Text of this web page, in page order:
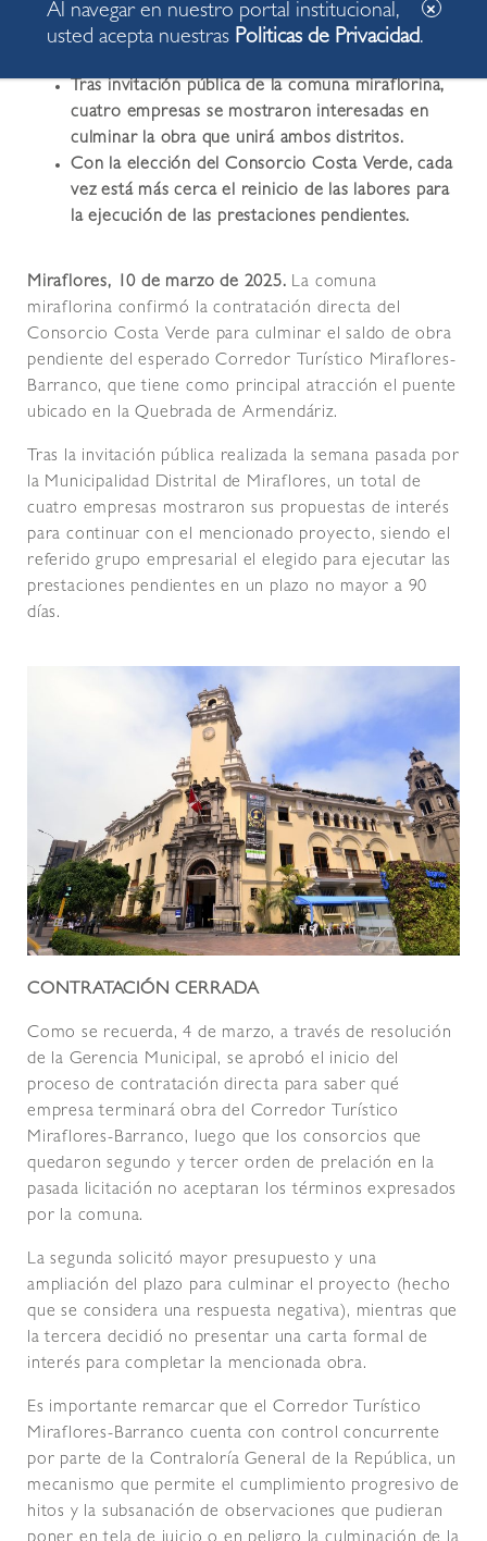
10.03.2025
Tras invitación pública de la comuna miraflorina,
cuatro empresas se mostraron interesadas en
culminar la obra que unirá ambos distritos.
Con la elección del Consorcio Costa Verde, cada
vez está más cerca el reinicio de las labores para
la ejecución de las prestaciones pendientes.
Miraflores, 10 de marzo de 2025. La comuna
miraflorina confirmó la contratación directa del
Consorcio Costa Verde para culminar el saldo de obra
pendiente del esperado Corredor Turístico Miraflores-
Barranco, que tiene como principal atracción el puente
ubicado en la Quebrada de Armendáriz.
Tras la invitación pública realizada la semana pasada por
la Municipalidad Distrital de Miraflores, un total de
cuatro empresas mostraron sus propuestas de interés
para continuar con el mencionado proyecto, siendo el
referido grupo empresarial el elegido para ejecutar las
prestaciones pendientes en un plazo no mayor a 90
días.
CONTRATACIÓN CERRADA
Como se recuerda, 4 de marzo, a través de resolución
de la Gerencia Municipal, se aprobó el inicio del
proceso de contratación directa para saber qué
empresa terminará obra del Corredor Turístico
Miraflores-Barranco, luego que los consorcios que
quedaron segundo y tercer orden de prelación en la
pasada licitación no aceptaran los términos expresados
por la comuna.
La segunda solicitó mayor presupuesto y una
ampliación del plazo para culminar el proyecto (hecho
que se considera una respuesta negativa), mientras que
la tercera decidió no presentar una carta formal de
interés para completar la mencionada obra.
Es importante remarcar que el Corredor Turístico
Miraflores-Barranco cuenta con control concurrente
por parte de la Contraloría General de la República, un
mecanismo que permite el cumplimiento progresivo de
hitos y la subsanación de observaciones que pudieran
Al navegar en nuestro portal institucional,
usted acepta nuestras Politicas de Privacidad.